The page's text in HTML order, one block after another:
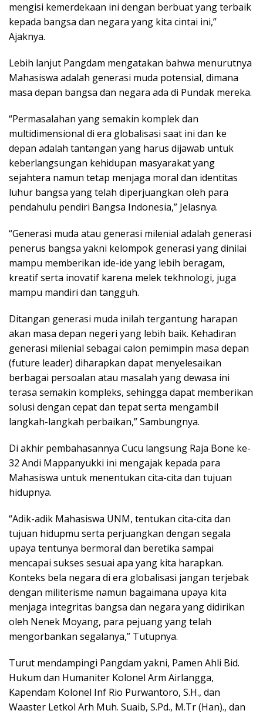
mengisi kemerdekaan ini dengan berbuat yang terbaik
kepada bangsa dan negara yang kita cintai ini,”
Ajaknya.
Lebih lanjut Pangdam mengatakan bahwa menurutnya
Mahasiswa adalah generasi muda potensial, dimana
masa depan bangsa dan negara ada di Pundak mereka.
“Permasalahan yang semakin komplek dan
multidimensional di era globalisasi saat ini dan ke
depan adalah tantangan yang harus dijawab untuk
keberlangsungan kehidupan masyarakat yang
sejahtera namun tetap menjaga moral dan identitas
luhur bangsa yang telah diperjuangkan oleh para
pendahulu pendiri Bangsa Indonesia,” Jelasnya.
“Generasi muda atau generasi milenial adalah generasi
penerus bangsa yakni kelompok generasi yang dinilai
mampu memberikan ide-ide yang lebih beragam,
kreatif serta inovatif karena melek tekhnologi, juga
mampu mandiri dan tangguh.
Ditangan generasi muda inilah tergantung harapan
akan masa depan negeri yang lebih baik. Kehadiran
generasi milenial sebagai calon pemimpin masa depan
(future leader) diharapkan dapat menyelesaikan
berbagai persoalan atau masalah yang dewasa ini
terasa semakin kompleks, sehingga dapat memberikan
solusi dengan cepat dan tepat serta mengambil
langkah-langkah perbaikan,” Sambungnya.
Di akhir pembahasannya Cucu langsung Raja Bone ke-
32 Andi Mappanyukki ini mengajak kepada para
Mahasiswa untuk menentukan cita-cita dan tujuan
hidupnya.
“Adik-adik Mahasiswa UNM, tentukan cita-cita dan
tujuan hidupmu serta perjuangkan dengan segala
upaya tentunya bermoral dan beretika sampai
mencapai sukses sesuai apa yang kita harapkan.
Konteks bela negara di era globalisasi jangan terjebak
dengan militerisme namun bagaimana upaya kita
menjaga integritas bangsa dan negara yang didirikan
oleh Nenek Moyang, para pejuang yang telah
mengorbankan segalanya,” Tutupnya.
Turut mendampingi Pangdam yakni, Pamen Ahli Bid.
Hukum dan Humaniter Kolonel Arm Airlangga,
Kapendam Kolonel Inf Rio Purwantoro, S.H., dan
Waaster Letkol Arh Muh. Suaib, S.Pd., M.Tr (Han)., dan